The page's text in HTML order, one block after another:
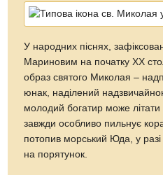
У народних піснях,
Мариновим на початку XX
образ святого Миколая –
юнак, наділений
молодий богатир може
завжди особливо пильнує
потопив морський Юда, у
на порятунок.